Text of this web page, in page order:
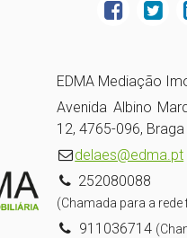
EDMA Mediação
Avenida Albino
12, 4765-096, Braga
delaes@edma.pt
252080088
(Chamada para a
911036714